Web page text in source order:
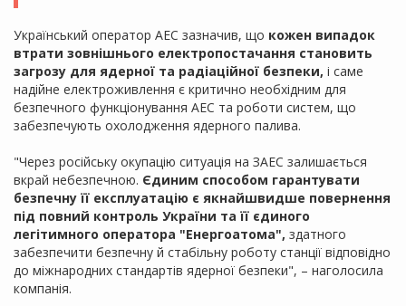
Український оператор АЕС зазначив, що кожен випадок
втрати зовнішнього електропостачання становить
загрозу для ядерної та радіаційної безпеки, і саме
надійне електроживлення є критично необхідним для
безпечного функціонування АЕС та роботи систем, що
забезпечують охолодження ядерного палива.
"Через російську окупацію ситуація на ЗАЕС залишається
вкрай небезпечною. Єдиним способом гарантувати
безпечну її експлуатацію є якнайшвидше повернення
під повний контроль України та її єдиного
легітимного оператора "Енергоатома", здатного
забезпечити безпечну й стабільну роботу станції відповідно
до міжнародних стандартів ядерної безпеки", – наголосила
компанія.